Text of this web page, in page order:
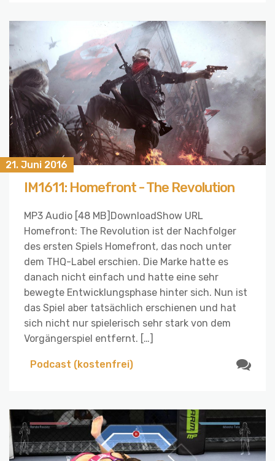
21. Juni 2016
IM1611: Homefront - The Revolution
MP3 Audio [48 MB]DownloadShow URL
Homefront: The Revolution ist der Nachfolger
des ersten Spiels Homefront, das noch unter
dem THQ-Label erschien. Die Marke hatte es
danach nicht einfach und hatte eine sehr
bewegte Entwicklungsphase hinter sich. Nun ist
das Spiel aber tatsächlich erschienen und hat
sich nicht nur spielerisch sehr stark von dem
Vorgängerspiel entfernt. […]
Podcast (kostenfrei)